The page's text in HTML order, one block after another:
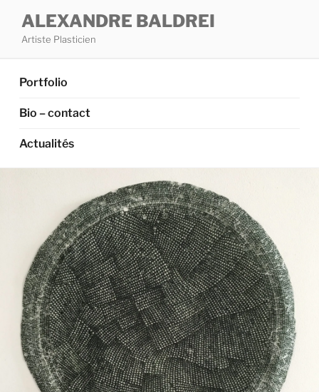
contenu
ALEXANDRE BALDREI
Artiste Plasticien
Portfolio
Bio – contact
Actualités